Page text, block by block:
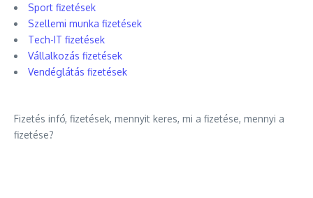
Sport fizetések
Szellemi munka fizetések
Tech-IT fizetések
Vállalkozás fizetések
Vendéglátás fizetések
Fizetés infó, fizetések, mennyit keres, mi a fizetése, mennyi a
fizetése?